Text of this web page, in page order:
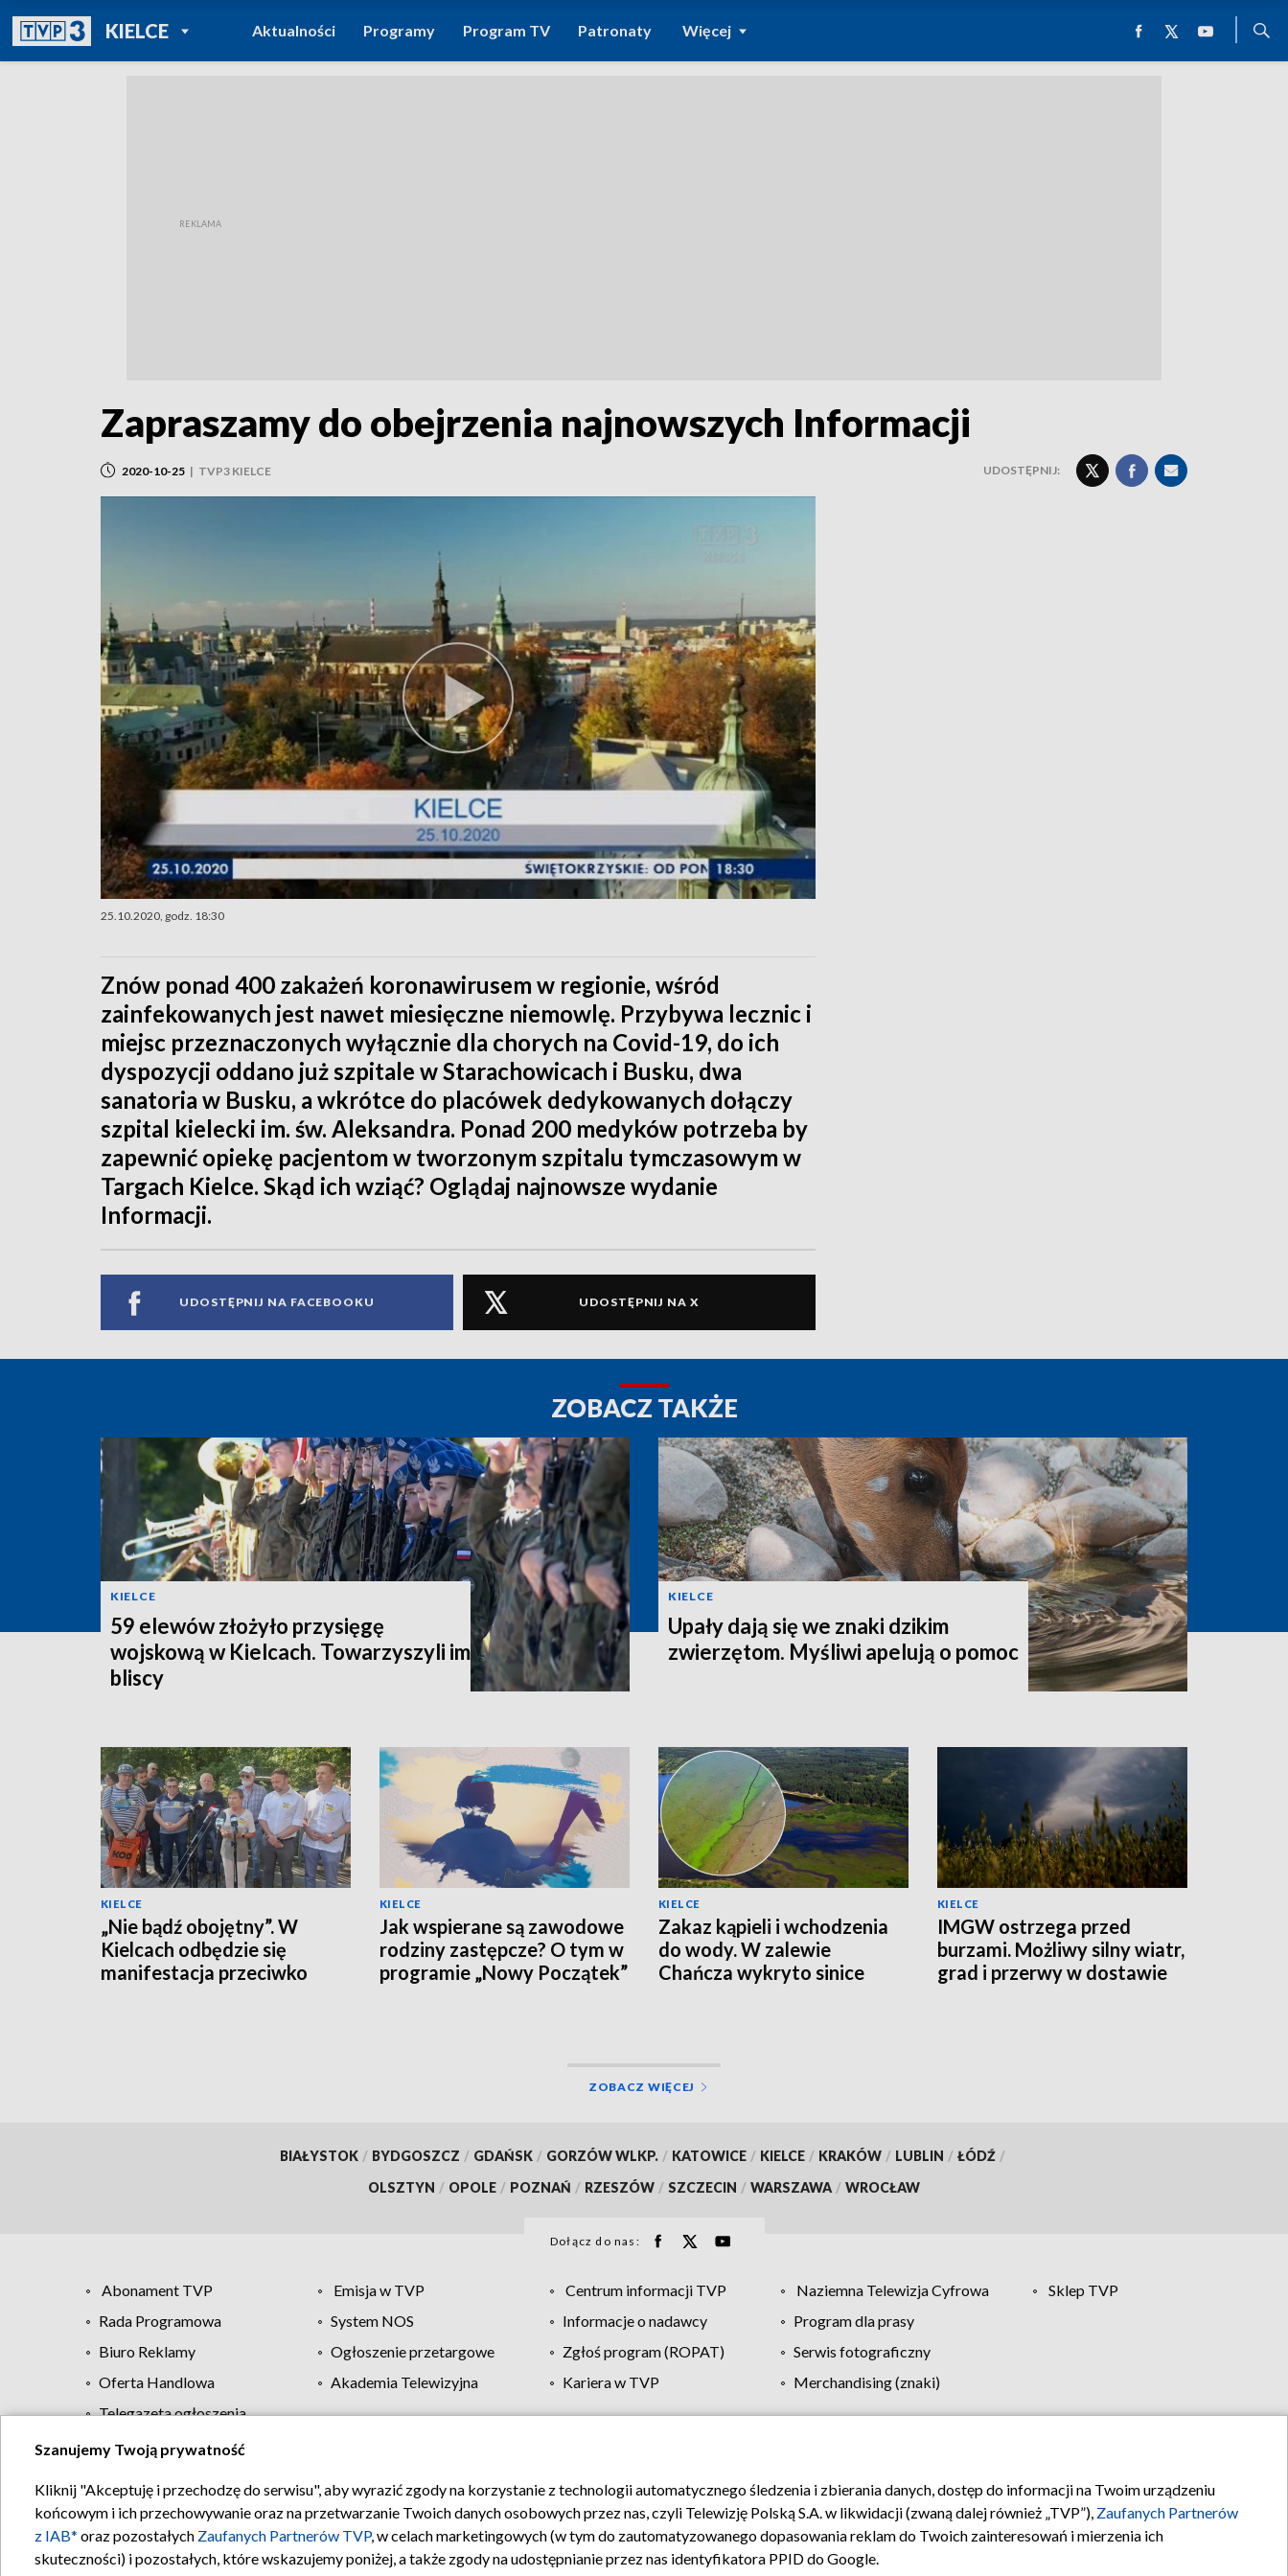
KIELCEPOWRÓT DO
TVP REGIONY
Aktualności Programy Program TV Patronaty Więcej
Zapraszamy do obejrzenia najnowszych Informacji
2020-10-25 | TVP3 KIELCE UDOSTĘPNIJ:
25.10.2020, godz. 18:30
Znów ponad 400 zakażeń koronawirusem w regionie, wśród
zainfekowanych jest nawet miesięczne niemowlę. Przybywa lecznic i
miejsc przeznaczonych wyłącznie dla chorych na Covid-19, do ich
dyspozycji oddano już szpitale w Starachowicach i Busku, dwa
sanatoria w Busku, a wkrótce do placówek dedykowanych dołączy
szpital kielecki im. św. Aleksandra. Ponad 200 medyków potrzeba by
zapewnić opiekę pacjentom w tworzonym szpitalu tymczasowym w
Targach Kielce. Skąd ich wziąć? Oglądaj najnowsze wydanie
Informacji.
UDOSTĘPNIJ NA FACEBOOKU UDOSTĘPNIJ NA X
ZOBACZ TAKŻE
KIELCE
59 elewów złożyło przysięgę
wojskową w Kielcach. Towarzyszyli im
bliscy
KIELCE
Upały dają się we znaki dzikim
zwierzętom. Myśliwi apelują o pomoc
KIELCE
„Nie bądź obojętny”. W
Kielcach odbędzie się
manifestacja przeciwko
KIELCE
Jak wspierane są zawodowe
rodziny zastępcze? O tym w
programie „Nowy Początek”
KIELCE
Zakaz kąpieli i wchodzenia
do wody. W zalewie
Chańcza wykryto sinice
KIELCE
IMGW ostrzega przed
burzami. Możliwy silny wiatr,
grad i przerwy w dostawie
ZOBACZ WIĘCEJ
BIAŁYSTOK / BYDGOSZCZ / GDAŃSK / GORZÓW WLKP. / KATOWICE / KIELCE / KRAKÓW / LUBLIN / ŁÓDŹ /
OLSZTYN / OPOLE / POZNAŃ / RZESZÓW / SZCZECIN / WARSZAWA / WROCŁAW
Dołącz do nas:
Abonament TVP Emisja w TVP Centrum informacji TVP Naziemna Telewizja Cyfrowa
Sklep TVP
Rada Programowa
System NOS Informacje o nadawcy
Program dla prasy
Biuro Reklamy
Ogłoszenie przetargowe Zgłoś program (ROPAT)
Serwis fotograficzny
Oferta Handlowa
Akademia Telewizyjna Kariera w TVP
Merchandising (znaki)
Telegazeta ogłoszenia
Regulamin TVP Polityka prywatności Moje zgody Pomoc Biuro reklamy Kontakt
Szanujemy Twoją prywatność
Kliknij "Akceptuję i przechodzę do serwisu", aby wyrazić zgody na korzystanie z technologii automatycznego śledzenia i zbierania danych, dostęp do informacji na Twoim urządzeniu
końcowym i ich przechowywanie oraz na przetwarzanie Twoich danych osobowych przez nas, czyli Telewizję Polską S.A. w likwidacji (zwaną dalej również „TVP”), Zaufanych Partnerów
z IAB* oraz pozostałych Zaufanych Partnerów TVP, w celach marketingowych (w tym do zautomatyzowanego dopasowania reklam do Twoich zainteresowań i mierzenia ich
skuteczności) i pozostałych, które wskazujemy poniżej, a także zgody na udostępnianie przez nas identyfikatora PPID do Google.